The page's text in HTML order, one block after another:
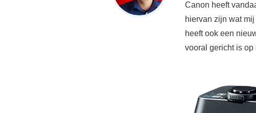
Canon heeft
hiervan zijn wat
heeft ook een
vooral gericht is op